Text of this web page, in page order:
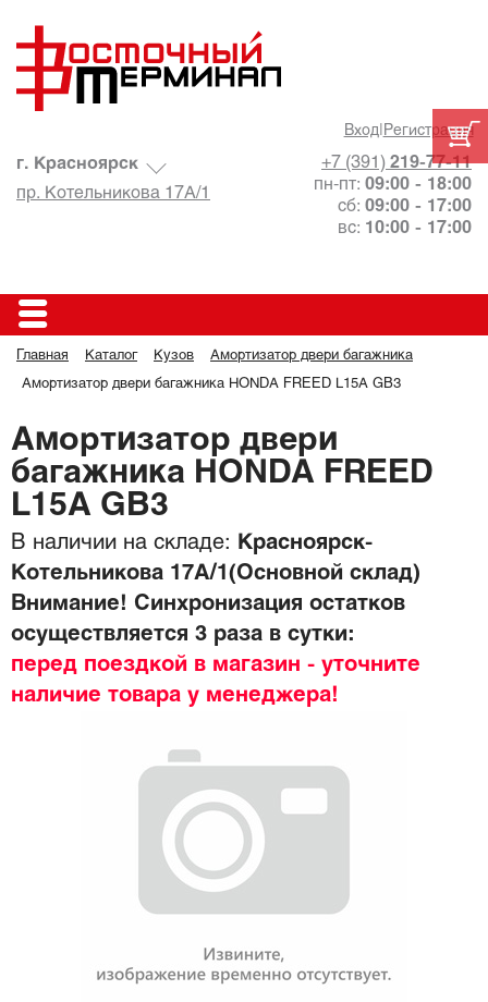
Вход| Регистрация
+7 (391) 219-77-11
пн-пт: 09:00 - 18:00
сб: 09:00 - 17:00
вс: 10:00 - 17:00
г. Красноярск
пр. Котельникова 17А/1
Главная Каталог Кузов Амортизатор двери багажника
Амортизатор двери багажника HONDA FREED L15A GB3
Амортизатор двери
багажника HONDA FREED
L15A GB3
В наличии на складе:
Красноярск-
Котельникова 17А/1(Основной склад)
Внимание! Синхронизация остатков
осуществляется 3 раза в сутки:
перед поездкой в магазин - уточните
наличие товара у менеджера!